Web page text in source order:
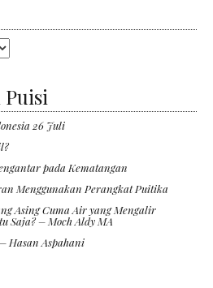
26 Juli
pada Kematangan
Menggunakan Perangkat Puitika
Asing Cuma Air yang Mengalir
Saja? – Moch Aldy MA
Hasan Aspahani